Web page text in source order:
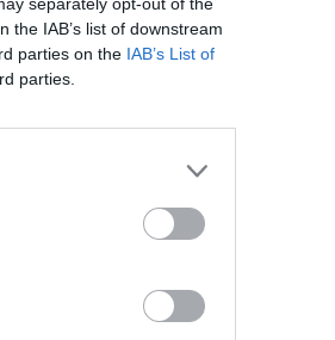
IAB’s list of downstream
parties on the IAB’s List of
parties.
badań